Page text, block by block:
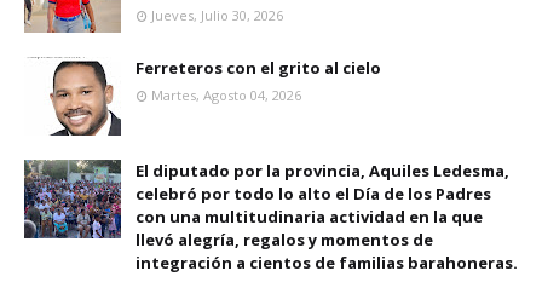
Jueves, Julio 30, 2026
Ferreteros con el grito al cielo
Martes, Agosto 04, 2026
El diputado por la provincia, Aquiles Ledesma,
celebró por todo lo alto el Día de los Padres
con una multitudinaria actividad en la que
llevó alegría, regalos y momentos de
integración a cientos de familias barahoneras.